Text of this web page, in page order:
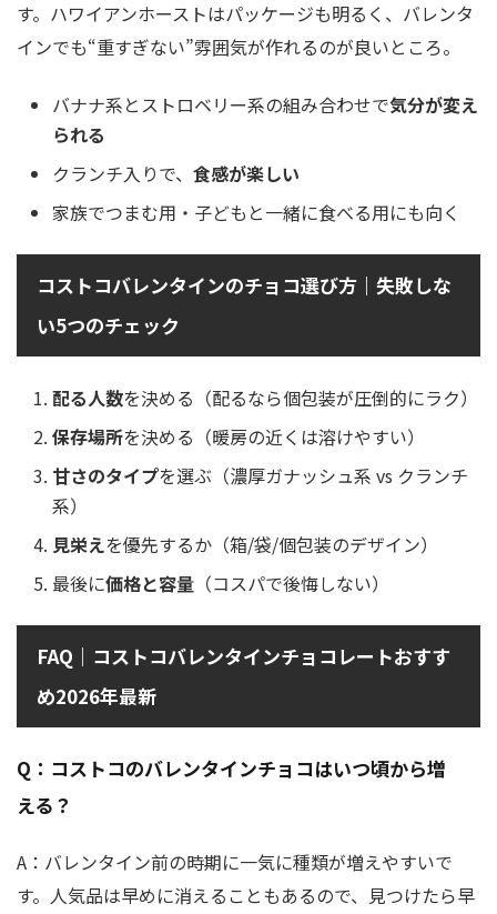
す。ハワイアンホーストはパッケージも明るく、バレンタ
インでも“重すぎない”雰囲気が作れるのが良いところ。
バナナ系とストロベリー系の組み合わせで気分が変え
られる
クランチ入りで、 食感が楽しい
家族でつまむ用・子どもと一緒に食べる用にも向く
コストコバレンタインのチョコ選び方｜失敗しな
い5つのチェック
配る人数を決める（配るなら個包装が圧倒的にラク）
保存場所を決める（暖房の近くは溶けやすい）
甘さのタイプを選ぶ（濃厚ガナッシュ系 vs クランチ
系）
見栄えを優先するか（箱/袋/個包装のデザイン）
最後に価格と容量 （コスパで後悔しない）
FAQ｜コストコバレンタインチョコレートおすす
め2026年最新
Q：コストコのバレンタインチョコはいつ頃から増
える？
A：バレンタイン前の時期に一気に種類が増えやすいで
す。人気品は早めに消えることもあるので、見つけたら早